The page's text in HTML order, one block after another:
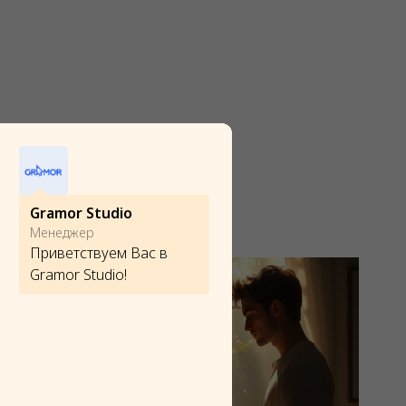
Gramor Studio
Менеджер
Приветствуем Вас в
Gramor Studio!